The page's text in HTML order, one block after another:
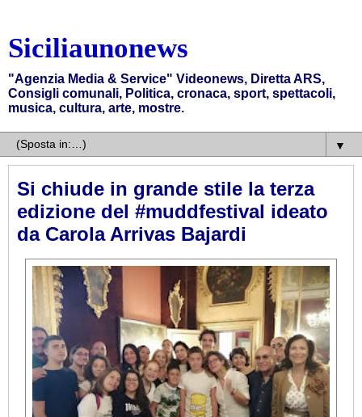
Siciliaunonews
"Agenzia Media & Service" Videonews, Diretta ARS,
Consigli comunali, Politica, cronaca, sport, spettacoli,
musica, cultura, arte, mostre.
▼
Si chiude in grande stile la terza
edizione del #muddfestival ideato
da Carola Arrivas Bajardi